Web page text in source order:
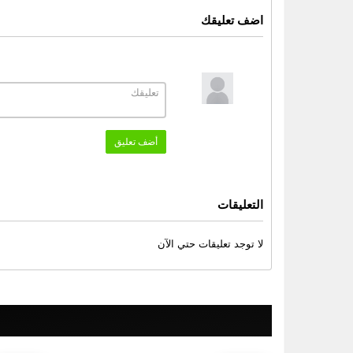
اضف تعليقك
أضف تعليق
التعليقات
لا توجد تعليقات حتي الآن